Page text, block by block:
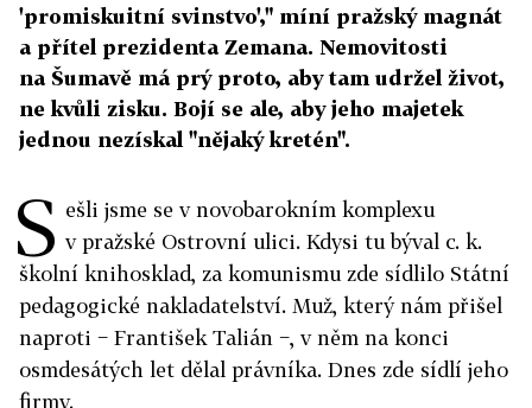
'promiskuitní svinstvo'," míní pražský magnát
a přítel prezidenta Zemana. Nemovitosti
na Šumavě má prý proto, aby tam udržel život,
ne kvůli zisku. Bojí se ale, aby jeho majetek
jednou nezískal "nějaký kretén".
S ešli jsme se v novobarokním komplexu
v pražské Ostrovní ulici. Kdysi tu býval c. k.
školní knihosklad, za komunismu zde sídlilo Státní
pedagogické nakladatelství. Muž, který nám přišel
naproti − František Talián −, v něm na konci
osmdesátých let dělal právníka. Dnes zde sídlí jeho
firmy.